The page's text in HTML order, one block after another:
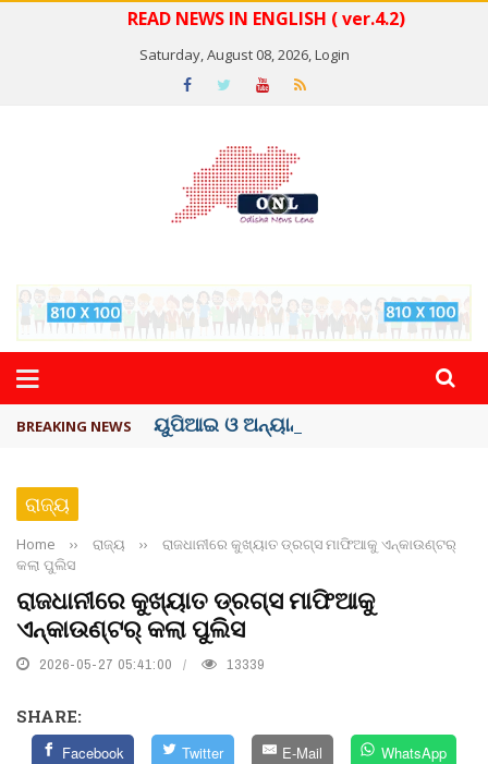
READ NEWS IN ENGLISH ( ver.4.2)
Saturday, August 08, 2026,Login
BREAKING NEWS ୟୁପିଆଇ ଓ ଅନ୍ୟାନ୍ୟ ଡିଜିଟାଲ୍ ନେଣଦେଣ ...
ରାଜ୍ୟ
Home ›› ରାଜ୍ୟ ››
ରାଜଧାନୀରେ କୁଖ୍ୟାତ ଡ୍ରଗ୍ସ ମାଫିଆକୁ ଏନ୍‌କାଉଣ୍ଟର୍
କଲା ପୁଲିସ
ରାଜଧାନୀରେ କୁଖ୍ୟାତ ଡ୍ରଗ୍ସ ମାଫିଆକୁ
ଏନ୍‌କାଉଣ୍ଟର୍ କଲା ପୁଲିସ
2026-05-27 05:41:00 13339
SHARE:
Facebook Twitter E-Mail WhatsApp